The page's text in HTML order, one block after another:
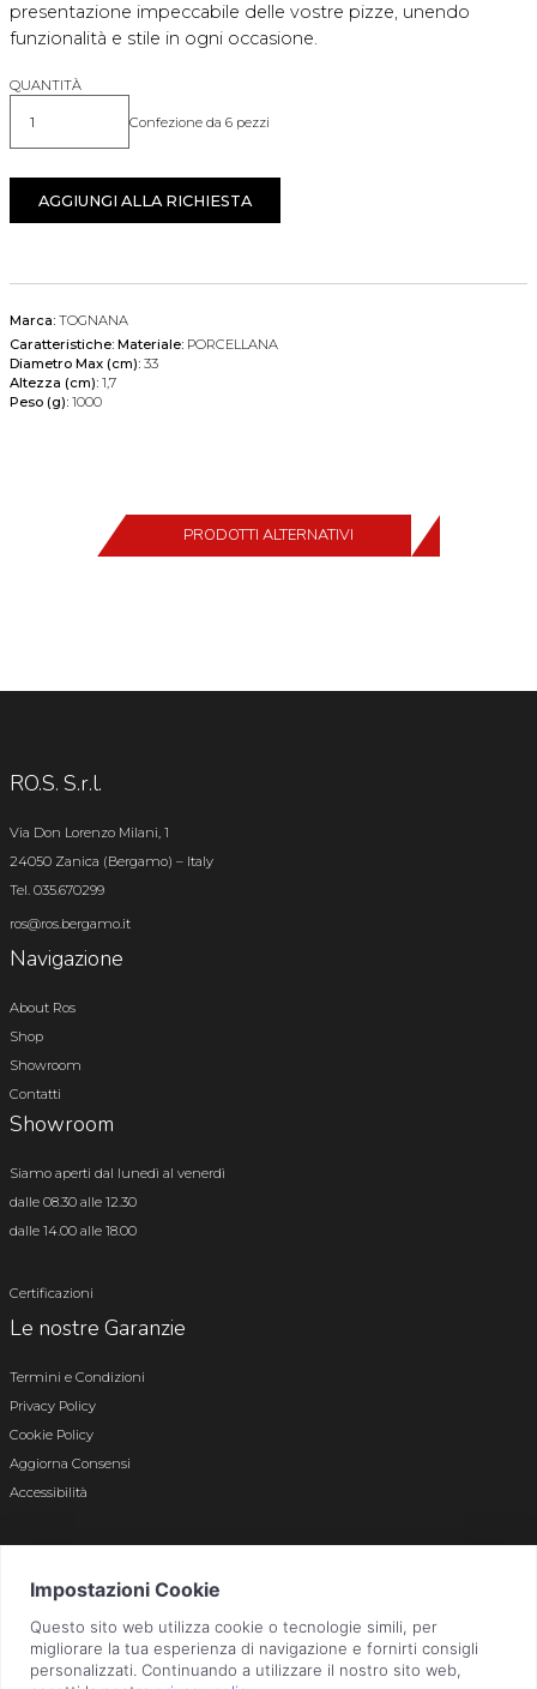
presentazione impeccabile delle vostre pizze, unendo
funzionalità e stile in ogni occasione.
QUANTITÀ
Quantità Confezione da 6 pezzi
AGGIUNGI ALLA RICHIESTA
Marca: TOGNANA
Caratteristiche: Materiale: PORCELLANA
Diametro Max (cm): 33
Altezza (cm): 1,7
Peso (g): 1000
PRODOTTI ALTERNATIVI
RO.S. S.r.l.
Via Don Lorenzo Milani, 1
24050 Zanica (Bergamo) – Italy
Tel. 035.670299
ros@ros.bergamo.it
Navigazione
About Ros
Shop
Showroom
Contatti
Showroom
Siamo aperti dal lunedì al venerdì
dalle 08.30 alle 12.30
dalle 14.00 alle 18.00
Certificazioni
Le nostre Garanzie
Termini e Condizioni
Privacy Policy
Cookie Policy
Aggiorna Consensi
Accessibilità
Bergamo n. 01496180165 · Capitale Sociale i.v. € 800.000,00